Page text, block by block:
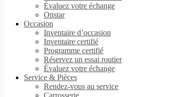
Évaluez votre échange
Onstar
Occasion
Inventaire d’occasion
Inventaire certifié
Programme certifié
Réservez un essai routier
Évaluez votre échange
Service & Pièces
Rendez-vous au service
Carrosserie